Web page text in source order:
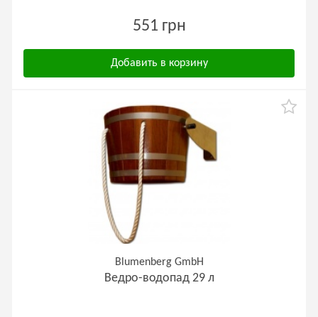
551 грн
Добавить в корзину
Blumenberg GmbH
Ведро-водопад 29 л